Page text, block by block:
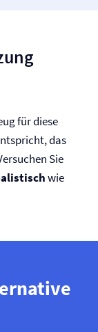
für diese
das
Sie
wie